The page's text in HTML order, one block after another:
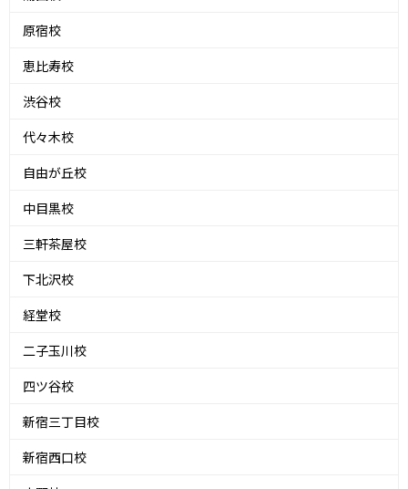
原宿校
恵比寿校
渋谷校
代々木校
自由が丘校
中目黒校
三軒茶屋校
下北沢校
経堂校
二子玉川校
四ツ谷校
新宿三丁目校
新宿西口校